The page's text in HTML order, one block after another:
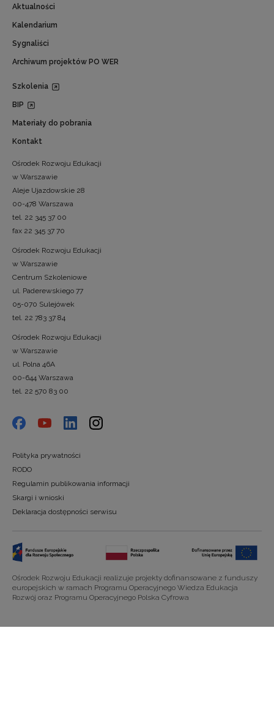
Aktualności
Kalendarium
Sygnaliści
Archiwum projektów PO WER
Szkolenia
BIP
Materiały do pobrania
Kontakt
Ośrodek Rozwoju Edukacji
w Warszawie
Aleje Ujazdowskie 28
00-478 Warszawa
tel. 22 345 37 00
fax 22 345 37 70
Ośrodek Rozwoju Edukacji
w Warszawie
Centrum Szkoleniowe
ul. Paderewskiego 77
05-070 Sulejówek
tel. 22 783 37 84
Ośrodek Rozwoju Edukacji
w Warszawie
ul. Polna 46A
00-644 Warszawa
tel. 22 570 83 00
Polityka prywatności
RODO
Regulamin publikowania informacji
Skargi i wnioski
Deklaracja dostępności serwisu
Ośrodek Rozwoju Edukacji realizuje projekty dofinansowane z funduszy
europejskich w ramach Programu Operacyjnego Wiedza Edukacja
Rozwój oraz Programu Operacyjnego Polska Cyfrowa